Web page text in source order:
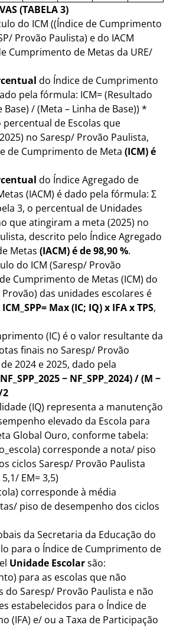
(TABELA 3)
do ICM ((Índice de Cumprimento
Provão Paulista) e do IACM
Cumprimento de Metas da URE/
do Índice de Cumprimento
pela fórmula: ICM= (Resultado
/ (Meta – Linha de Base)) *
percentual de Escolas que
no Saresp/ Provão Paulista,
de Cumprimento de Meta (ICM) é
do Índice Agregado de
(IACM) é dado pela fórmula: Σ
3, o percentual de Unidades
que atingiram a meta (2025) no
descrito pelo Índice Agregado
Metas (IACM) é de 98,90 %.
do ICM (Saresp/ Provão
Cumprimento de Metas (ICM) do
das unidades escolares é
ICM_SPP= Max (IC; IQ) x IFA x TPS,
(IC) é o valor resultante da
finais no Saresp/ Provão
2024 e 2025, dado pela
− NF_SPP_2024) / (M −
2
(IQ) representa a manutenção
elevado da Escola para
Global Ouro, conforme tabela:
corresponde a nota/ piso
ciclos Saresp/ Provão Paulista
5,1/ EM= 3,5)
corresponde à média
piso de desempenho dos ciclos
da Secretaria da Educação do
para o Índice de Cumprimento de
Unidade Escolarsão:
para as escolas que não
do Saresp/ Provão Paulista e não
estabelecidos para o Índice de
(IFA) e/ ou a Taxa de Participação